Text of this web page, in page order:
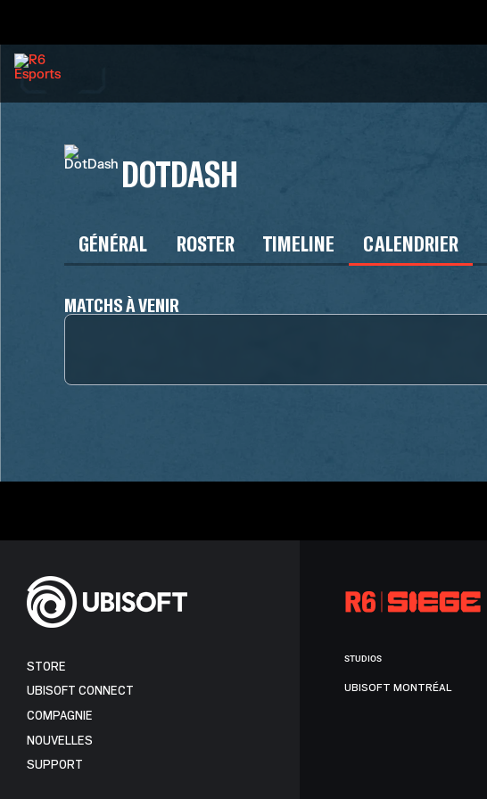
DOTDASH
GÉNÉRAL ROSTER TIMELINE CALENDRIER
MATCHS À VENIR
STORE
UBISOFT CONNECT
COMPAGNIE
NOUVELLES
SUPPORT
STUDIOS
UBISOFT MONTRÉAL